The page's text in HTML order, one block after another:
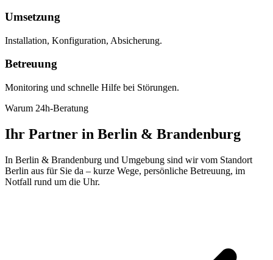
Umsetzung
Installation, Konfiguration, Absicherung.
Betreuung
Monitoring und schnelle Hilfe bei Störungen.
Warum 24h-Beratung
Ihr Partner in Berlin & Brandenburg
In Berlin & Brandenburg und Umgebung sind wir vom Standort
Berlin aus für Sie da – kurze Wege, persönliche Betreuung, im
Notfall rund um die Uhr.